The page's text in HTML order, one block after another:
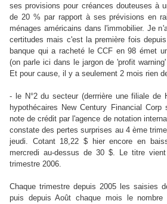
ses provisions pour créances douteuses à
de 20 % par rapport à ses prévisions en
ménages américains dans l'immobilier. Je
certitudes mais c'est la première fois
banque qui a racheté le CCF en 98 émet
(on parle ici dans le jargon de 'profit
Et pour cause, il y a seulement 2 mois rien
- le N°2 du secteur (derrrière une filiale de
hypothécaires New Century Financial
note de crédit par l'agence de notation
constate des pertes surprises au 4 ème
jeudi. Cotant 18,22 $ hier encore en
mercredi au-dessus de 30 $. Le titre
trimestre 2006.
Chaque trimestre depuis 2005 les saisies
puis depuis Août chaque mois le